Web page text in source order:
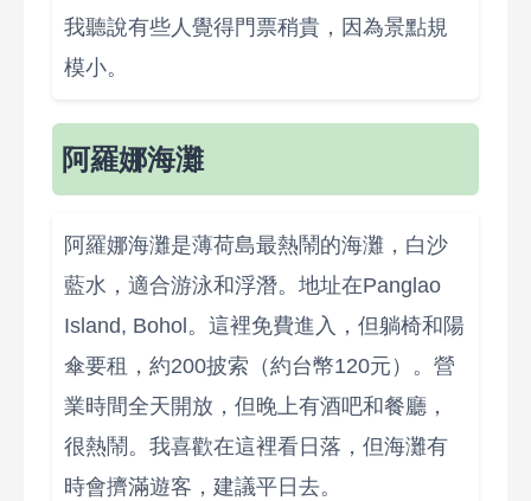
我聽說有些人覺得門票稍貴，因為景點規
模小。
阿羅娜海灘
阿羅娜海灘是薄荷島最熱鬧的海灘，白沙
藍水，適合游泳和浮潛。地址在Panglao
Island, Bohol。這裡免費進入，但躺椅和陽
傘要租，約200披索（約台幣120元）。營
業時間全天開放，但晚上有酒吧和餐廳，
很熱鬧。我喜歡在這裡看日落，但海灘有
時會擠滿遊客，建議平日去。